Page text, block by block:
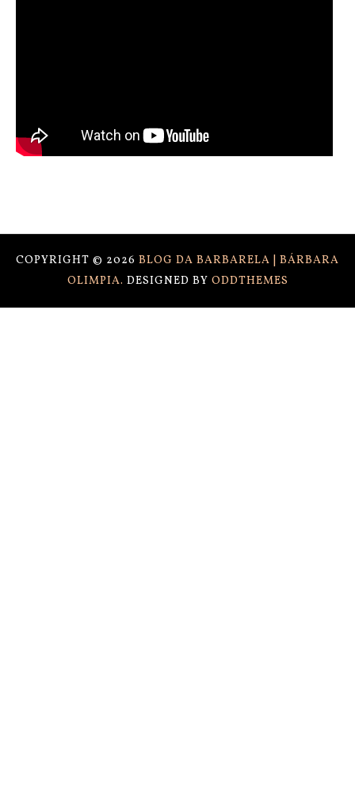
COPYRIGHT © 2026 BLOG DA BARBARELA | BÁRBARA
OLIMPIA. DESIGNED BY ODDTHEMES